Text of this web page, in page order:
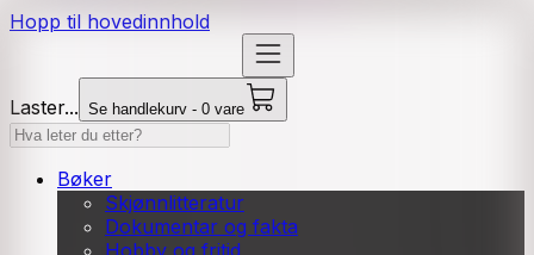
Hopp til hovedinnhold
Laster... Se handlekurv - 0 vare
Bøker
Skjønnlitteratur
Dokumentar og fakta
Hobby og fritid